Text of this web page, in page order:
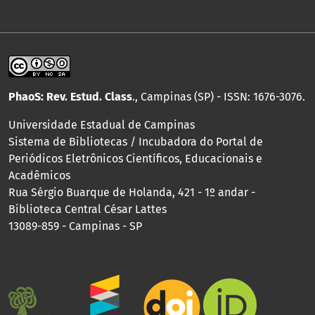
PhaoS: Rev. Estud. Class., Campinas (SP) - ISSN: 1676-3076.
Universidade Estadual de Campinas
Sistema de Bibliotecas / Incubadora do Portal de
Periódicos Eletrônicos Científicos, Educacionais e
Acadêmicos
Rua Sérgio Buarque de Holanda, 421 - 1º andar -
Biblioteca Central César Lattes
13089-859 - Campinas - SP